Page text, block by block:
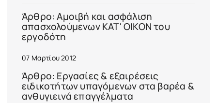
Άρθρο: Αμοιβή και ασφάλιση
απασχολούμενων ΚΑΤ' ΟΙΚΟΝ του
εργοδότη
07 Μαρτίου 2012
Άρθρο: Εργασίες & εξαιρέσεις
ειδικοτήτων υπαγόμενων στα βαρέα &
ανθυγιεινά επαγγέλματα